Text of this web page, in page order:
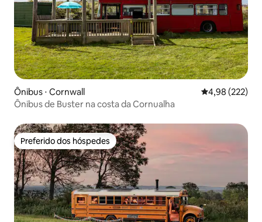
Ônibus ⋅ Cornwall 4,98 de uma
4,98 (222)
Ônibus de Buster na costa da Cornualha
Preferido dos hóspedes
Preferido dos hóspedes